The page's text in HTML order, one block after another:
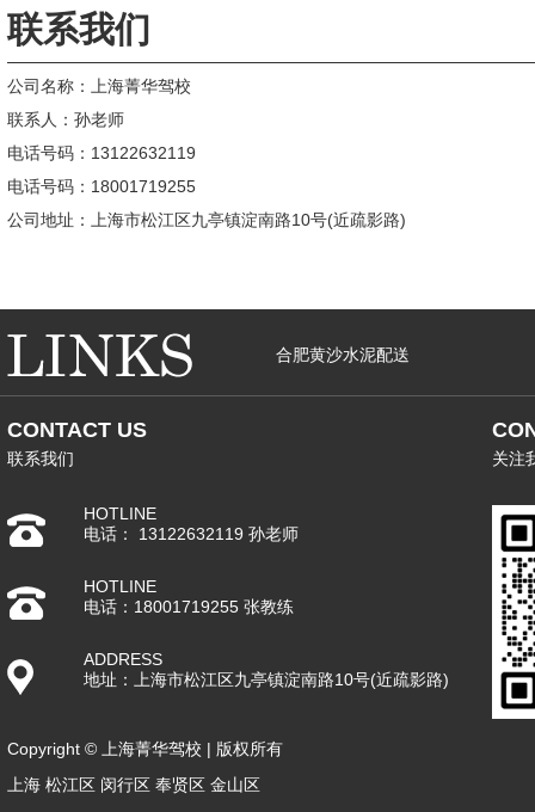
联系我们
公司名称：上海菁华驾校
联系人：孙老师
电话号码：13122632119
电话号码：18001719255
公司地址：上海市松江区九亭镇淀南路10号(近疏影路)
合肥黄沙水泥配送
CONTACT US
联系我们
HOTLINE
电话： 13122632119 孙老师
HOTLINE
电话：18001719255 张教练
ADDRESS
地址：上海市松江区九亭镇淀南路10号(近疏影路)
Copyright © 上海菁华驾校 | 版权所有
上海 松江区 闵行区‌ 奉贤区 金山区
关注